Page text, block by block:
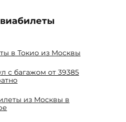
в Токио из Москвы
с багажом от 39385
из Москвы в